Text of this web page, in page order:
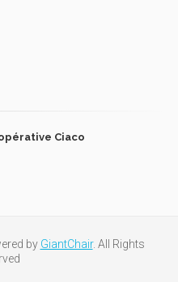
Ciaco
by GiantChair. All Rights